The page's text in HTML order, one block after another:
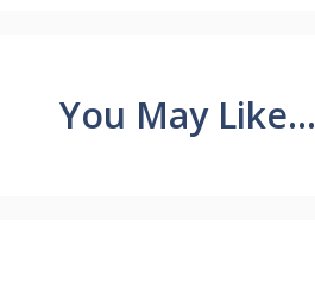
You May Like...